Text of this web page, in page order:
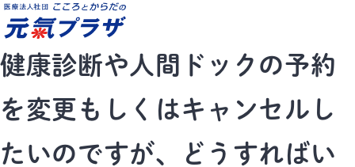
健康診断や人間ドックの予約
を変更もしくはキャンセルし
たいのですが、どうすればい